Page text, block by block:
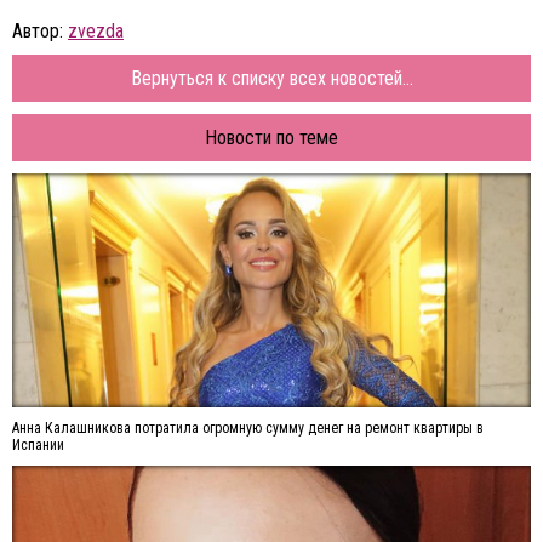
Автор: zvezda
Вернуться к списку всех новостей...
Новости по теме
Анна Калашникова потратила огромную сумму денег на ремонт квартиры в
Испании